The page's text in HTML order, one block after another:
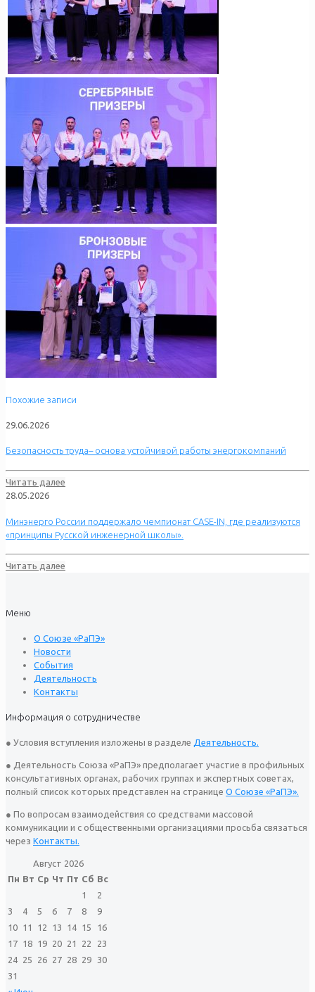
Похожие записи
29.06.2026
Безопасность труда– основа устойчивой работы энергокомпаний
Читать далее
28.05.2026
Минэнерго России поддержало чемпионат CASE-IN, где реализуются
«принципы Русской инженерной школы».
Читать далее
Меню
О Союзе «РаПЭ»
Новости
События
Деятельность
Контакты
Информация о сотрудничестве
● Условия вступления изложены в разделе Деятельность.
● Деятельность Союза «РаПЭ» предполагает участие в профильных
консультативных органах, рабочих группах и экспертных советах,
полный список которых представлен на странице О Союзе «РаПЭ».
● По вопросам взаимодействия со средствами массовой
коммуникации и с общественными организациями просьба связаться
через Контакты.
Август 2026
Пн Вт Ср Чт Пт Сб Вс
1
2
3
4 5 6 7 8
9
10 11 12 13 14 15
16
17 18 19 20 21 22
23
24 25 26 27 28 29
30
31